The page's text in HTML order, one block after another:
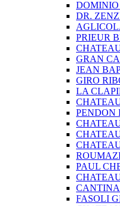
DR.
PRIEUR
GRAN
JEAN
GIRO
LA
PENDON
PAUL
FASOLI